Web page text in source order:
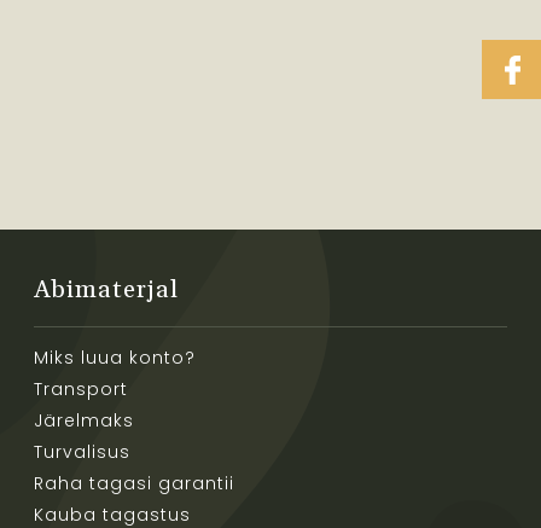
Abimaterjal
Miks luua konto?
Transport
Järelmaks
Turvalisus
Raha tagasi garantii
Kauba tagastus